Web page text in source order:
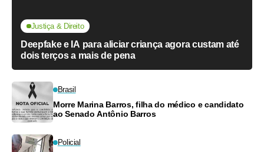
Justiça & Direito
Deepfake e IA para aliciar criança agora custam até
dois terços a mais de pena
Brasil
Morre Marina Barros, filha do médico e candidato
ao Senado Antônio Barros
Policial